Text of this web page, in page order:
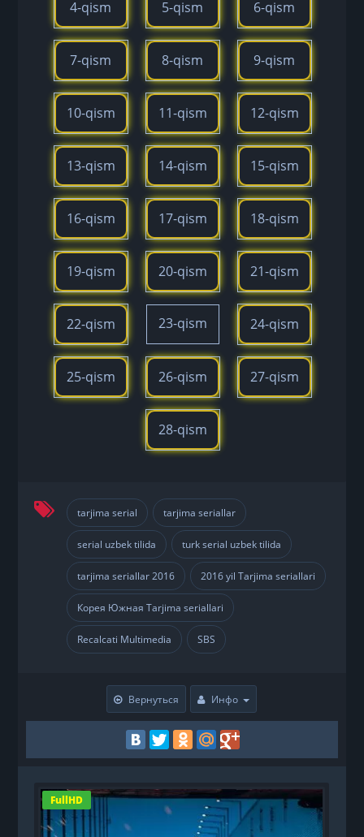
4-qism 5-qism 6-qism
7-qism 8-qism 9-qism
10-qism 11-qism 12-qism
13-qism 14-qism 15-qism
16-qism 17-qism 18-qism
19-qism 20-qism 21-qism
22-qism 23-qism 24-qism
25-qism 26-qism 27-qism
28-qism
tarjima serial , tarjima seriallar
serial uzbek tilida , turk serial uzbek tilida
tarjima seriallar 2016 , 2016 yil Tarjima seriallari
Корея Южная Tarjima seriallari
Recalcati Multimedia , SBS
Вернуться Инфо
FullHD